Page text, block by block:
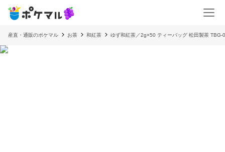
産直・通販のポケマル お茶 和紅茶 ゆず和紅茶／2g×50 ティーバッグ 松田製茶 TBG-